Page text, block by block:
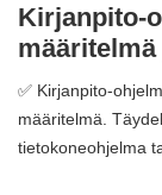
Kirjanpito-
✅ Kirjanpito-
määritelmä.
tietokoneohjelma